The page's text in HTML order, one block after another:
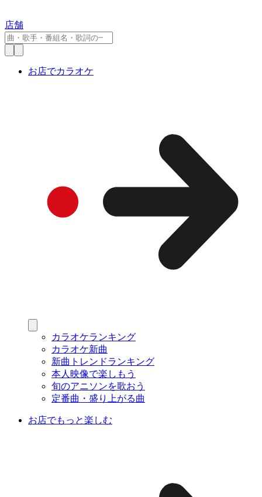
店舗
お店でカラオケ
カラオケランキング
カラオケ新曲
新曲トレンドランキング
本人映像で楽しもう
旬のアニソンを歌おう
定番曲・盛り上がる曲
お店でもっと楽しむ